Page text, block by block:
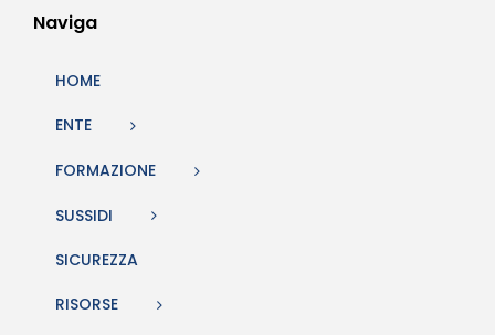
Naviga
HOME
ENTE
FORMAZIONE
SUSSIDI
SICUREZZA
RISORSE